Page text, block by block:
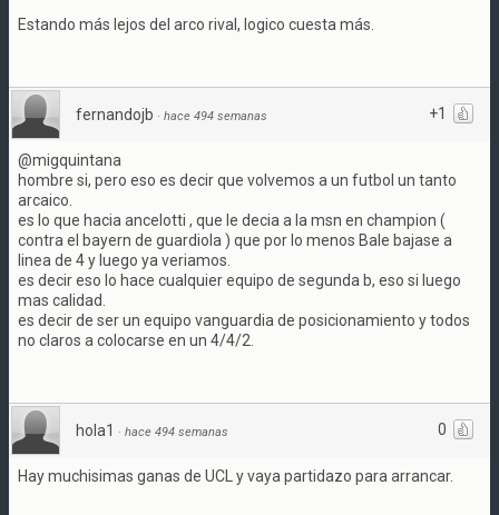
Estando más lejos del arco rival, logico cuesta más.
+1
fernandojb · hace 494 semanas
@migquintana
hombre si, pero eso es decir que volvemos a un futbol un tanto
arcaico.
es lo que hacia ancelotti , que le decia a la msn en champion (
contra el bayern de guardiola ) que por lo menos Bale bajase a
linea de 4 y luego ya veriamos.
es decir eso lo hace cualquier equipo de segunda b, eso si luego
mas calidad.
es decir de ser un equipo vanguardia de posicionamiento y todos
no claros a colocarse en un 4/4/2.
0
hola1 · hace 494 semanas
Hay muchisimas ganas de UCL y vaya partidazo para arrancar.